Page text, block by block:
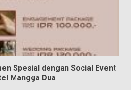
Spesial dengan Social Event
Mangga Dua